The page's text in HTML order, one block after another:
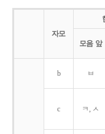
자모
모음 앞
b ㅂ
c ㅋ, ㅅ